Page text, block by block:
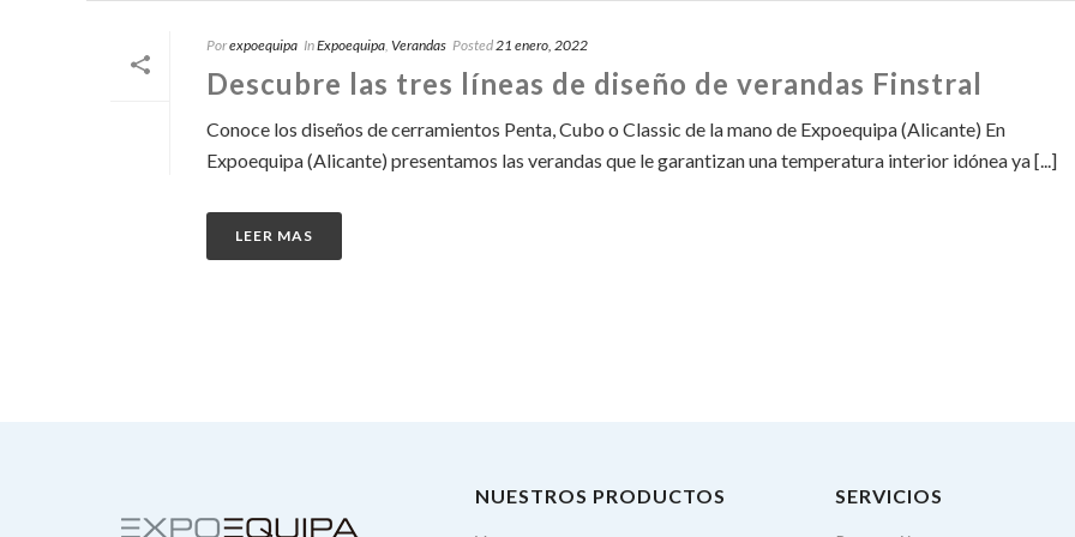
Porexpoequipa InExpoequipa, Verandas Posted21 enero, 2022
Descubre las tres líneas de diseño de verandas Finstral
Conoce los diseños de cerramientos Penta, Cubo o Classic de la mano de Expoequipa (Alicante) En
Expoequipa (Alicante) presentamos las verandas que le garantizan una temperatura interior idónea ya [...]
LEER MAS
NUESTROS PRODUCTOS SERVICIOS